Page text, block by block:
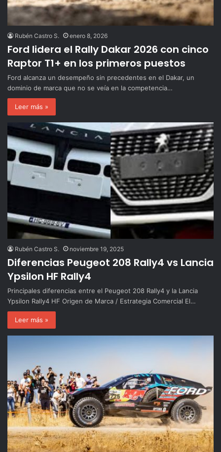
Rubén Castro S. enero 8, 2026
Ford lidera el Rally Dakar 2026 con cinco
Raptor T1+ en los primeros puestos
Ford alcanza un desempeño sin precedentes en el Dakar, un
dominio de marca que no se veía en la competencia…
Leer más »
Rubén Castro S. noviembre 19, 2025
Diferencias Peugeot 208 Rally4 vs Lancia
Ypsilon HF Rally4
Principales diferencias entre el Peugeot 208 Rally4 y la Lancia
Ypsilon Rally4 HF Origen de Marca / Estrategia Comercial El…
Leer más »